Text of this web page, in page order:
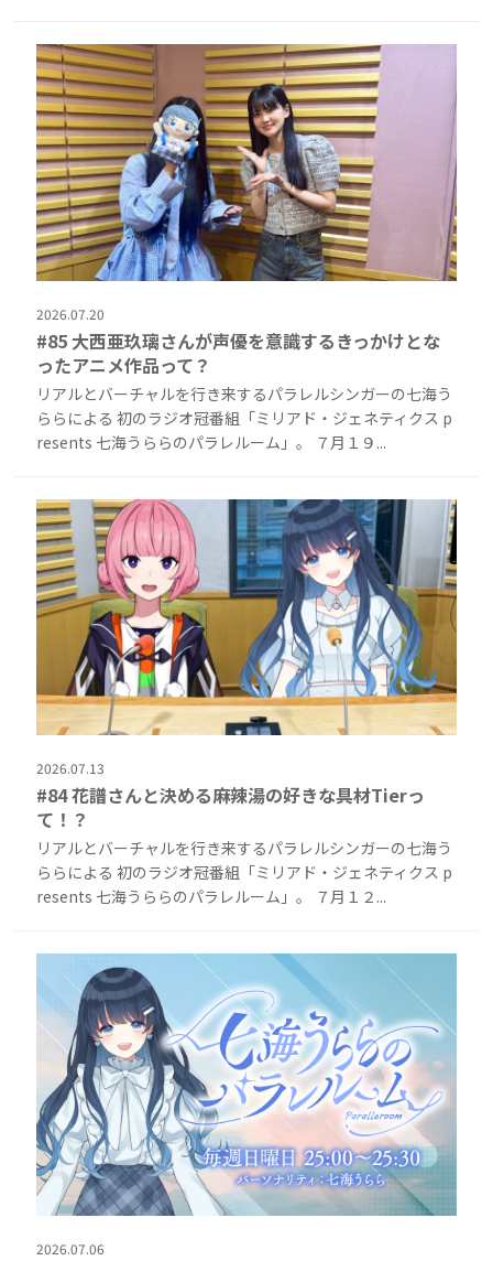
2026.07.20
#85 大西亜玖璃さんが声優を意識するきっかけとな
ったアニメ作品って？
リアルとバーチャルを行き来するパラレルシンガーの七海う
ららによる 初のラジオ冠番組「ミリアド・ジェネティクス p
resents 七海うららのパラレルーム」。 ７月１９...
2026.07.13
#84 花譜さんと決める麻辣湯の好きな具材Tierっ
て！？
リアルとバーチャルを行き来するパラレルシンガーの七海う
ららによる 初のラジオ冠番組「ミリアド・ジェネティクス p
resents 七海うららのパラレルーム」。 ７月１２...
2026.07.06